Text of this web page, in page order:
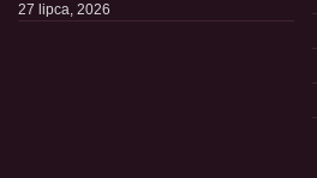
27 lipca, 2026